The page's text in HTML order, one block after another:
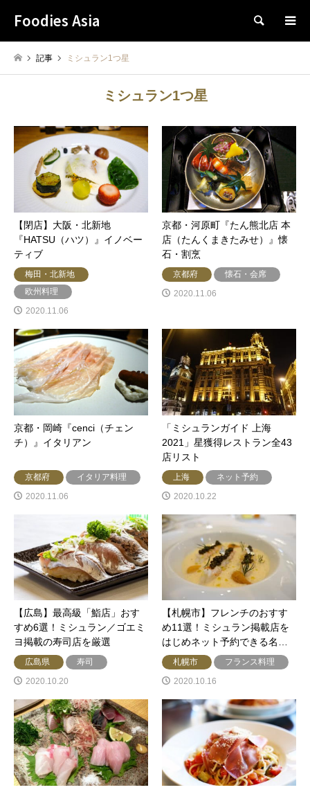
Foodies Asia 検索
記事 ミシュラン1つ星
ミシュラン1つ星
【閉店】大阪・北新地
『HATSU（ハツ）』イノベー
ティブ
梅田・北新地
欧州料理
2020.11.06
京都・河原町『たん熊北店 本
店（たんくまきたみせ）』懐
石・割烹
京都府
懐石・会席
2020.11.06
京都・岡崎『cenci（チェン
チ）』イタリアン
京都府
イタリア料理
2020.11.06
「ミシュランガイド 上海
2021」星獲得レストラン全43
店リスト
上海
ネット予約
2020.10.22
【広島】最高級「鮨店」おす
すめ6選！ミシュラン／ゴエミ
ヨ掲載の寿司店を厳選
広島県
寿司
2020.10.20
【札幌市】フレンチのおすす
め11選！ミシュラン掲載店を
はじめネット予約できる名…
札幌市
フランス料理
2020.10.16